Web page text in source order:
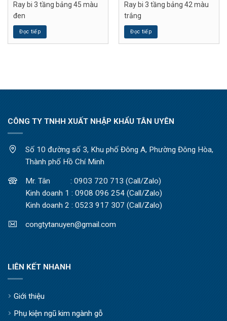
Ray bi 3 tầng bảng 45 màu
đen
Đọc tiếp
Ray bi 3 tầng bảng 42 màu
trắng
Đọc tiếp
CÔNG TY TNHH XUẤT NHẬP KHẨU TÂN UYÊN
Số 10 đường số 3, Khu phố Đông A, Phường Đông Hòa,
Thành phố Hồ Chí Minh
Mr. Tân : 0903 720 713 (Call/Zalo)
Kinh doanh 1 : 0908 096 254 (Call/Zalo)
Kinh doanh 2 : 0523 917 307 (Call/Zalo)
congtytanuyen@gmail.com
LIÊN KẾT NHANH
Giới thiệu
Phụ kiện ngũ kim ngành gỗ